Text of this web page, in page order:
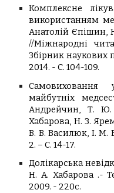
Комплексне
використанням
Анатолій Єпішин,
//Міжнародні
Збірник наукових
2014. - С. 104-109.
Самовиховання
майбутніх
Андрейчин, Т.
Хабарова, Н. З.
В. В. Василюк, І.
2. – С. 14-17.
Долікарська
Н.А. Хабарова.-
2009. - 220с.